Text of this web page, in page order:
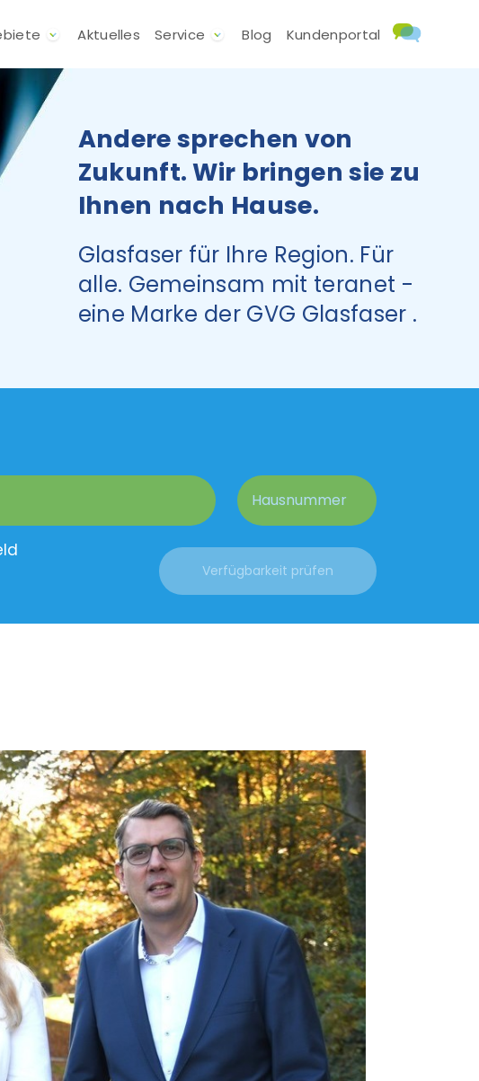
Aktuelles Service Blog Kundenportal
Andere sprechen von
Zukunft. Wir bringen sie zu
Ihnen nach Hause.
Glasfaser für Ihre Region. Für
alle. Gemeinsam mit teranet -
eine Marke der GVG Glasfaser .